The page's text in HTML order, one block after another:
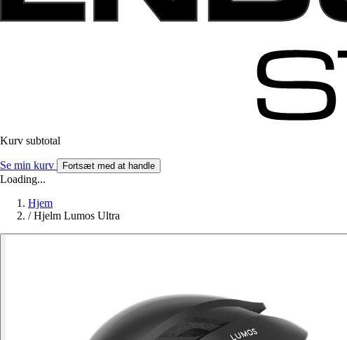
Kurv subtotal
Se min kurv Fortsæt med at handle
Loading...
Hjem
/ Hjelm Lumos Ultra